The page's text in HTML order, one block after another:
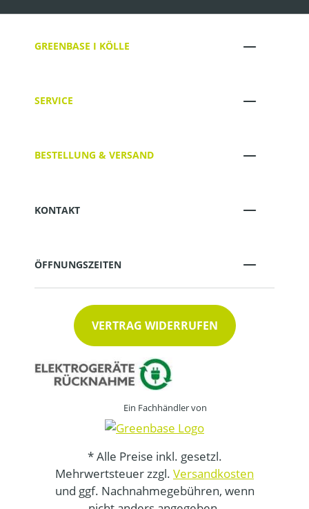
GREENBASE I KÖLLE
SERVICE
BESTELLUNG & VERSAND
KONTAKT
ÖFFNUNGSZEITEN
VERTRAG WIDERRUFEN
Ein Fachhändler von
* Alle Preise inkl. gesetzl.
Mehrwertsteuer zzgl. Versandkosten
und ggf. Nachnahmegebühren, wenn